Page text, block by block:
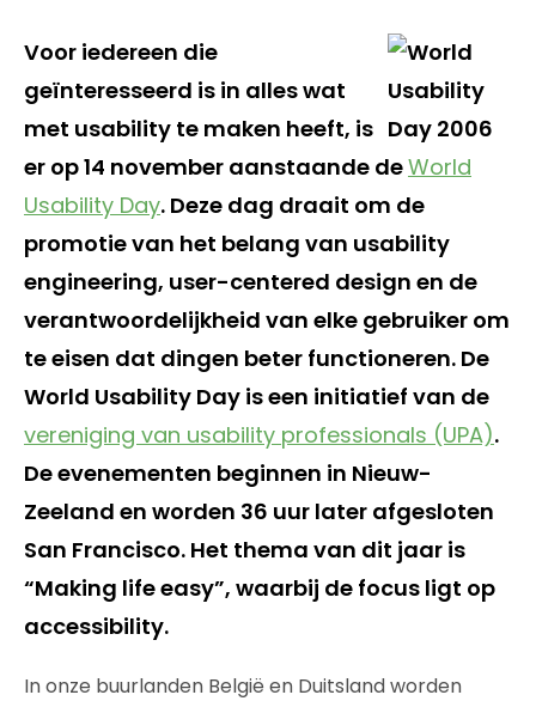
Voor iedereen die
geïnteresseerd is in alles wat
met usability te maken heeft, is
er op 14 november aanstaande deWorld
Usability Day. Deze dag draait om de
promotie van het belang van usability
engineering, user-centered design en de
verantwoordelijkheid van elke gebruiker om
te eisen dat dingen beter functioneren. De
World Usability Day is een initiatief van de
vereniging van usability professionals (UPA).
De evenementen beginnen in Nieuw-
Zeeland en worden 36 uur later afgesloten
San Francisco. Het thema van dit jaar is
“Making life easy”, waarbij de focus ligt op
accessibility.
In onze buurlanden België en Duitsland worden